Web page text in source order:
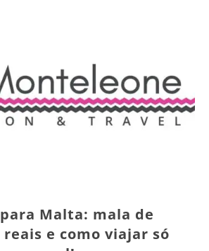
Malta: mala de
e como viajar só